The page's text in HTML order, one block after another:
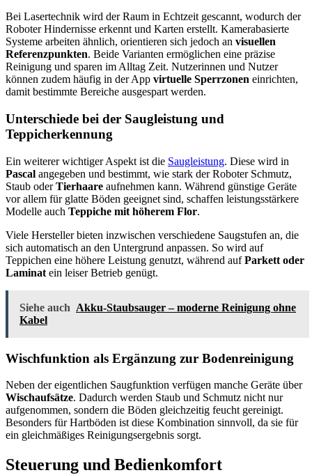
Bei Lasertechnik wird der Raum in Echtzeit gescannt, wodurch der
Roboter Hindernisse erkennt und Karten erstellt. Kamerabasierte
Systeme arbeiten ähnlich, orientieren sich jedoch an visuellen
Referenzpunkten. Beide Varianten ermöglichen eine präzise
Reinigung und sparen im Alltag Zeit. Nutzerinnen und Nutzer
können zudem häufig in der App virtuelle Sperrzonen einrichten,
damit bestimmte Bereiche ausgespart werden.
Unterschiede bei der Saugleistung und
Teppicherkennung
Ein weiterer wichtiger Aspekt ist die Saugleistung. Diese wird in
Pascal angegeben und bestimmt, wie stark der Roboter Schmutz,
Staub oderTierhaare aufnehmen kann. Während günstige Geräte
vor allem für glatte Böden geeignet sind, schaffen leistungsstärkere
Modelle auch Teppiche mit höherem Flor.
Viele Hersteller bieten inzwischen verschiedene Saugstufen an, die
sich automatisch an den Untergrund anpassen. So wird auf
Teppichen eine höhere Leistung genutzt, während aufParkett oder
Laminat ein leiser Betrieb genügt.
Siehe auch Akku-Staubsauger – moderne Reinigung ohne
Kabel
Wischfunktion als Ergänzung zur Bodenreinigung
Neben der eigentlichen Saugfunktion verfügen manche Geräte über
Wischaufsätze. Dadurch werden Staub und Schmutz nicht nur
aufgenommen, sondern die Böden gleichzeitig feucht gereinigt.
Besonders für Hartböden ist diese Kombination sinnvoll, da sie für
ein gleichmäßiges Reinigungsergebnis sorgt.
Steuerung und Bedienkomfort